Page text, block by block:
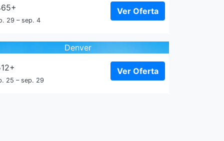
29 – sep. 4
Ver Oferta
Denver
25 – sep. 29
Ver Oferta